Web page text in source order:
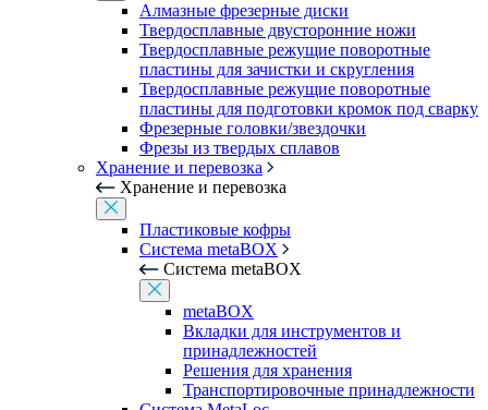
Алмазные фрезерные диски
Твердосплавные двусторонние ножи
Твердосплавные режущие поворотные
пластины для зачистки и скругления
Твердосплавные режущие поворотные
пластины для подготовки кромок под сварку
Фрезерные головки/звездочки
Фрезы из твердых сплавов
Хранение и перевозка
Хранение и перевозка
Пластиковые кофры
Система metaBOX
Система metaBOX
metaBOX
Вкладки для инструментов и
принадлежностей
Решения для хранения
Транспортировочные принадлежности